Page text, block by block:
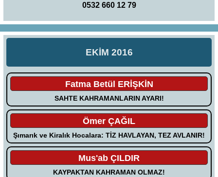
0532 660 12 79
EKİM 2016
Fatma Betül ERİŞKİN
SAHTE KAHRAMANLARIN AYARI!
Ömer ÇAĞIL
Şımarık ve Kiralık Hocalara: TİZ HAVLAYAN, TEZ AVLANIR!
Mus'ab ÇILDIR
KAYPAKTAN KAHRAMAN OLMAZ!